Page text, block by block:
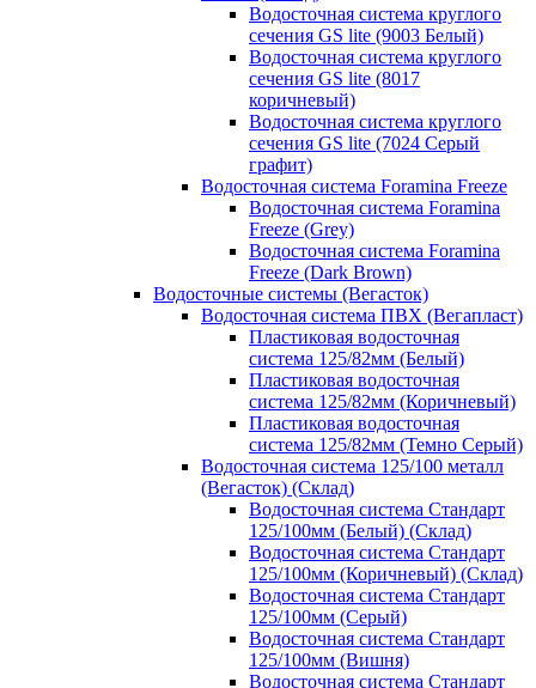
Водосточная система круглого
сечения GS lite (9003 Белый)
Водосточная система круглого
сечения GS lite (8017
коричневый)
Водосточная система круглого
сечения GS lite (7024 Серый
графит)
Водосточная система Foramina Freeze
Водосточная система Foramina
Freeze (Grey)
Водосточная система Foramina
Freeze (Dark Brown)
Водосточные системы (Вегасток)
Водосточная система ПВХ (Вегапласт)
Пластиковая водосточная
система 125/82мм (Белый)
Пластиковая водосточная
система 125/82мм (Коричневый)
Пластиковая водосточная
система 125/82мм (Темно Серый)
Водосточная система 125/100 металл
(Вегасток) (Склад)
Водосточная система Стандарт
125/100мм (Белый) (Склад)
Водосточная система Стандарт
125/100мм (Коричневый) (Склад)
Водосточная система Стандарт
125/100мм (Серый)
Водосточная система Стандарт
125/100мм (Вишня)
Водосточная система Стандарт